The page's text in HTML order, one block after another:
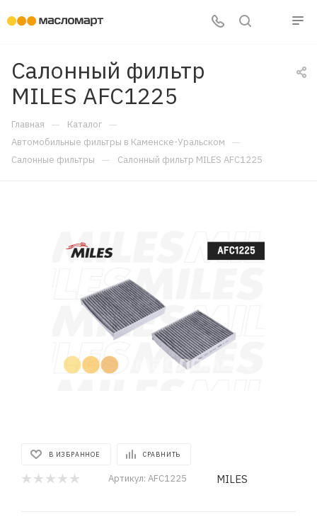
Салонный фильтр
MILES AFC1225
Главная — Каталог —
Автомобильные фильтры в Каменске-Уральском —
Салонные фильтры — Салонный фильтр MILES AFC1225
В ИЗБРАННОЕ СРАВНИТЬ
Артикул: AFC1225 MILES